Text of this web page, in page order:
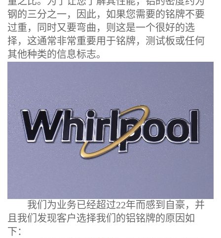
钢的三分之一，因此，如果您需要的铭牌不要
过重，同时又要弯曲，则这是一个很好的选
择，这通常非常重要用于铭牌，测试板或任何
其他种类的信息标志。
我们为业务已经超过22年而感到自豪，并
且我们发现客户选择我们的铝铭牌的原因如
下：